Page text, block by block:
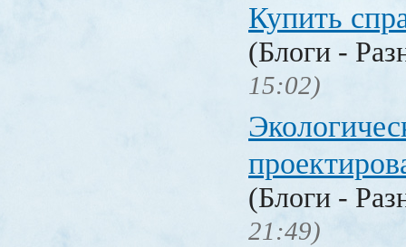
Купить
(Блоги -
15:02)
(Блоги -
21:49)